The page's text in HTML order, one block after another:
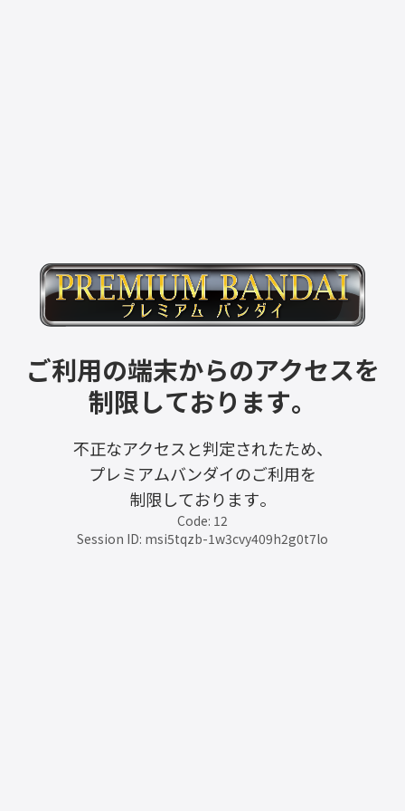
ご利用の端末からのアクセスを
制限しております。
不正なアクセスと判定されたため、
プレミアムバンダイのご利用を
制限しております。
Code: 12
Session ID: msi5tqzb-1w3cvy409h2g0t7lo